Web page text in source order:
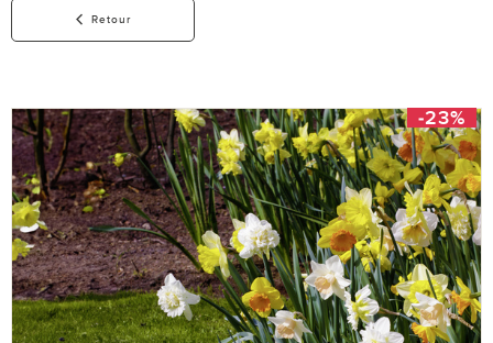
Retour
-23%